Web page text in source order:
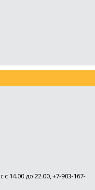
с 14.00 до 22.00, +7-903-167-